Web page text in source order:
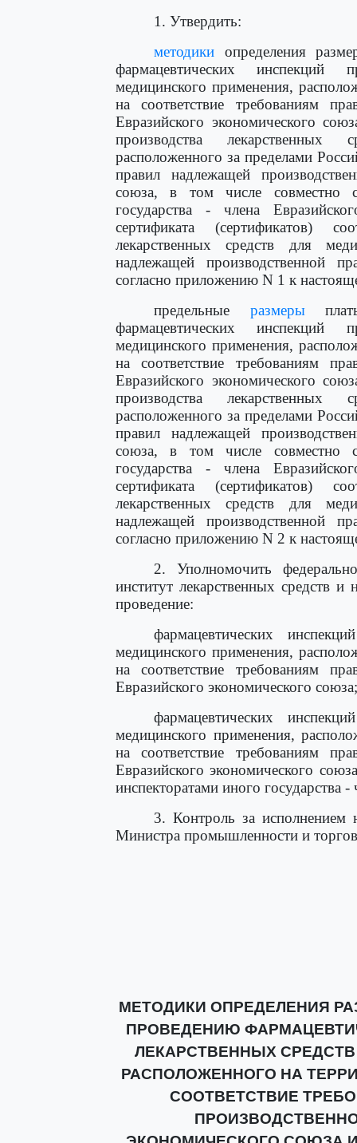
1. Утвердить:
методики определения
фармацевтических инспекций
медицинского применения,
на соответствие требованиям
Евразийского экономического
производства
расположенного за пределами
правил надлежащей
союза, в том числе совместно с
государства - члена
сертификата (сертификатов)
лекарственных средств для
надлежащей производственной
согласно приложению N 1 к
предельные размеры
фармацевтических инспекций
медицинского применения,
на соответствие требованиям
Евразийского экономического
производства
расположенного за пределами
правил надлежащей
союза, в том числе совместно с
государства - члена
сертификата (сертификатов)
лекарственных средств для
надлежащей производственной
согласно приложению N 2 к
2. Уполномочить
институт лекарственных
проведение:
фармацевтических
медицинского применения,
на соответствие требованиям
Евразийского экономического союза;
фармацевтических
медицинского применения,
на соответствие требованиям
Евразийского экономического
инспекторатами иного государства
3. Контроль за исполнением
Министра промышленности и
МЕТОДИКИ ОПРЕДЕЛЕНИЯ
ПРОВЕДЕНИЮ
ЛЕКАРСТВЕННЫХ
РАСПОЛОЖЕННОГО НА
СООТВЕТСТВИЕ